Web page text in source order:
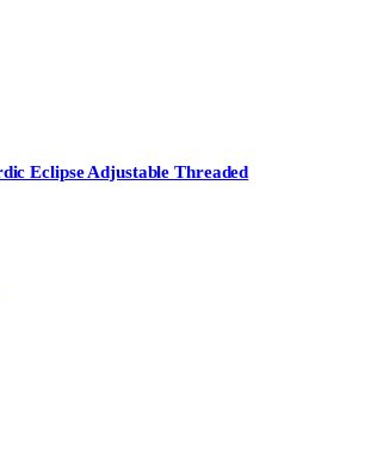
Eclipse Adjustable Threaded